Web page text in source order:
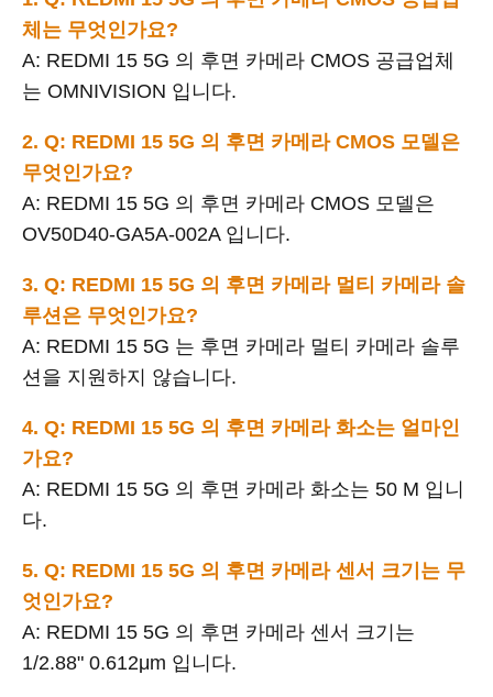
체는 무엇인가요?
A: REDMI 15 5G 의 후면 카메라 CMOS 공급업체
는 OMNIVISION 입니다.
2. Q: REDMI 15 5G 의 후면 카메라 CMOS 모델은
무엇인가요?
A: REDMI 15 5G 의 후면 카메라 CMOS 모델은
OV50D40-GA5A-002A 입니다.
3. Q: REDMI 15 5G 의 후면 카메라 멀티 카메라 솔
루션은 무엇인가요?
A: REDMI 15 5G 는 후면 카메라 멀티 카메라 솔루
션을 지원하지 않습니다.
4. Q: REDMI 15 5G 의 후면 카메라 화소는 얼마인
가요?
A: REDMI 15 5G 의 후면 카메라 화소는 50 M 입니
다.
5. Q: REDMI 15 5G 의 후면 카메라 센서 크기는 무
엇인가요?
A: REDMI 15 5G 의 후면 카메라 센서 크기는
1/2.88" 0.612μm 입니다.